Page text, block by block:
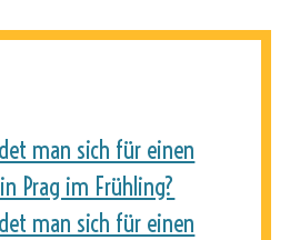
man sich für einen
Prag im Frühling?
man sich für einen